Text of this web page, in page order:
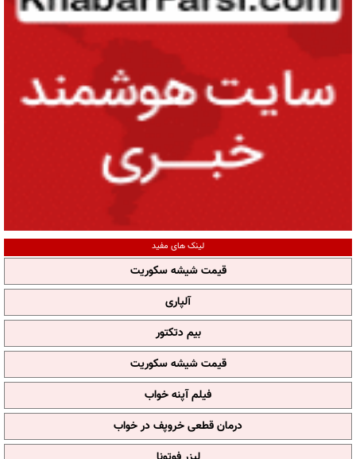
لینک های مفید
قیمت شیشه سکوریت
آلپاری
بیم دتکتور
قیمت شیشه سکوریت
فیلم آپنه خواب
درمان قطعی خروپف در خواب